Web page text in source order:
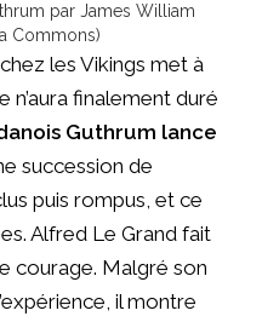
par James William
Commons)
chez les Vikings met à
n’aura finalement duré
Guthrum lance
succession de
puis rompus, et ce
Alfred Le Grand fait
courage. Malgré son
il montre